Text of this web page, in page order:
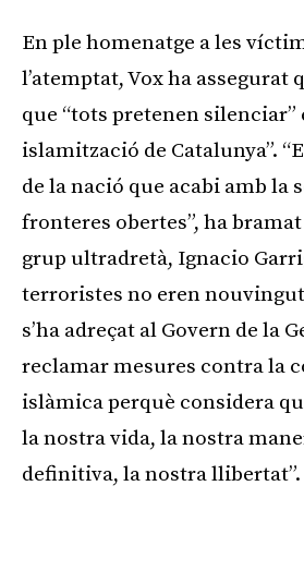
En ple homenatge a les
l’atemptat, Vox ha assegurat
que “tots pretenen silenciar”
islamització de Catalunya”.
de la nació que acabi amb la
fronteres obertes”, ha
grup ultradretà, Ignacio
terroristes no eren
s’ha adreçat al Govern de la
reclamar mesures contra la
islàmica perquè considera
la nostra vida, la nostra
definitiva, la nostra llibertat”.